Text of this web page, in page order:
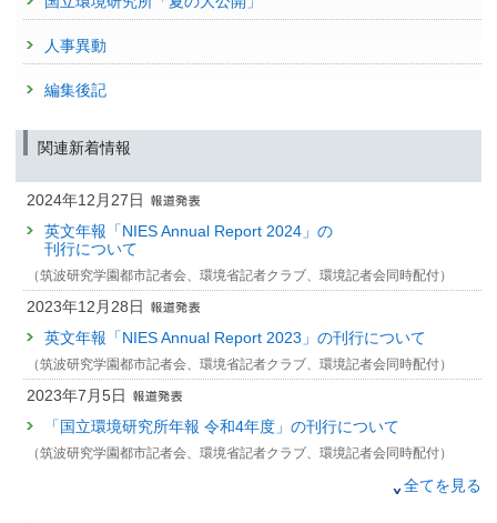
人事異動
編集後記
関連新着情報
2024年12月27日
英文年報「NIES Annual Report 2024」の
刊行について
（筑波研究学園都市記者会、環境省記者クラブ、環境記者会同時配付）
2023年12月28日
英文年報「NIES Annual Report 2023」の刊行について
（筑波研究学園都市記者会、環境省記者クラブ、環境記者会同時配付）
2023年7月5日
「国立環境研究所年報 令和4年度」の刊行について
（筑波研究学園都市記者会、環境省記者クラブ、環境記者会同時配付）
全てを見る